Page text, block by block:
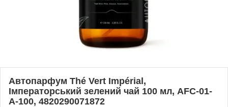
Автопарфум Thé Vert Impérial,
Імператорський зелений чай 100 мл, AFC-01-
A-100, 4820290071872